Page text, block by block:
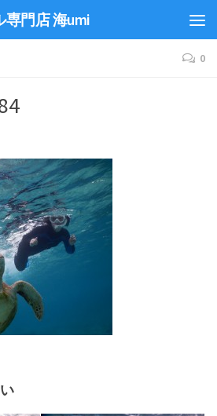
門店 海umi
0